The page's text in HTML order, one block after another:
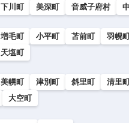
下川町 美深町 音威子府村
増毛町 小平町 苫前町 羽幌
天塩町
美幌町 津別町 斜里町 清里
大空町